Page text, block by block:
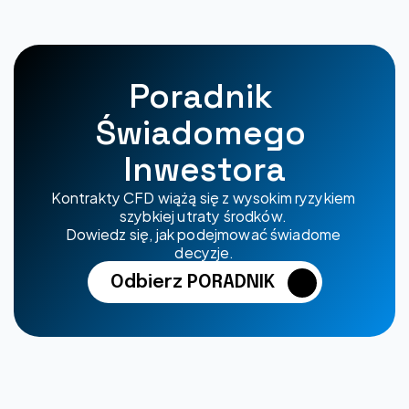
Poradnik
Świadomego
Inwestora
Kontrakty CFD wiążą się z wysokim ryzykiem
szybkiej utraty środków.
Dowiedz się, jak podejmować świadome
decyzje.
Odbierz PORADNIK